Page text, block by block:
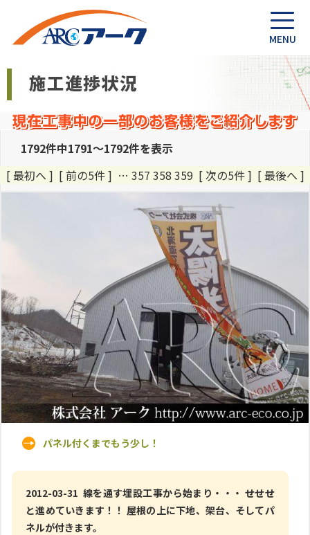
1792件中1791～1792件を表示
[ 最初へ ] [ 前の5件 ] … 357 358 359 [ 次の5件 ] [ 最後へ ]
パネル付くまでもう少し！
2012-03-31 線を通す埋設工事から始まり・・・ せせせ
と進めていきます！！ 屋根の上に下地、架台、そしてパ
ネルが付きます。